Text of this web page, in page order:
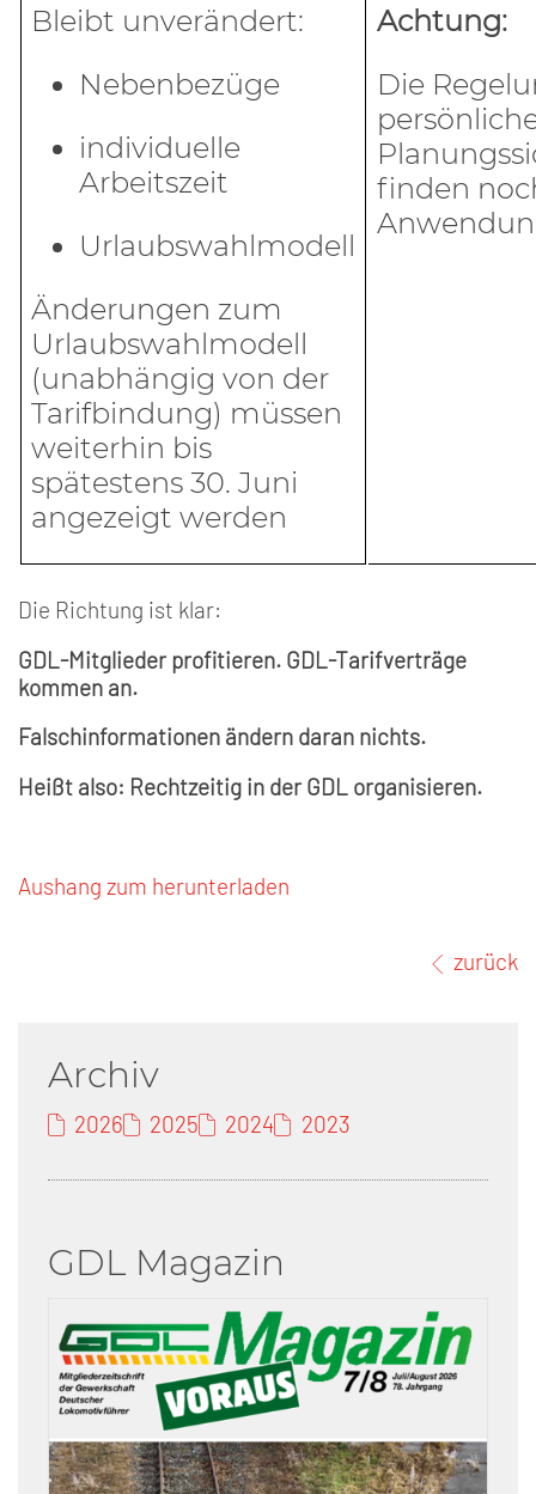
Bleibt unverändert:
Nebenbezüge
individuelle
Arbeitszeit
Urlaubswahlmodell
Änderungen zum
Urlaubswahlmodell
(unabhängig von der
Tarifbindung) müssen
weiterhin bis
spätestens 30. Juni
angezeigt werden
Achtung:
Die
finden
Die Richtung ist klar:
GDL-Mitglieder profitieren. GDL-Tarifverträge
kommen an.
Falschinformationen ändern daran nichts.
Heißt also: Rechtzeitig in der GDL organisieren.
Aushang zum herunterladen
zurück
Archiv
2026 2025 2024 2023
GDL Magazin